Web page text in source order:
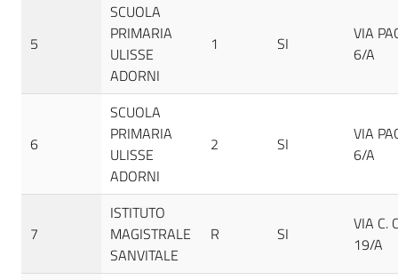
5
SCUOLA
PRIMARIA
ULISSE
ADORNI
1 SI
VIA
6/A
6
SCUOLA
PRIMARIA
ULISSE
ADORNI
2 SI
VIA
6/A
7
ISTITUTO
MAGISTRALE
SANVITALE
R SI
VIA C.
19/A